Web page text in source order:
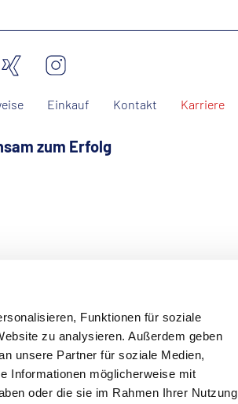
Funktionen für soziale
zu analysieren. Außerdem geben
unsere Partner für soziale Medien,
Informationen möglicherweise mit
oder die sie im Rahmen Ihrer Nutzung
Einkauf Kontakt Karriere
zum Erfolg